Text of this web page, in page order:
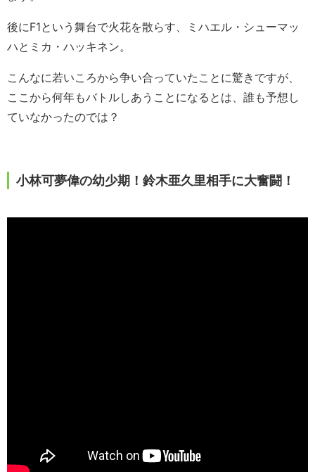
後にF1という舞台で火花を散らす、ミハエル・シューマッ
ハとミカ・ハッキネン。
こんなに若いころから争い合っていたことに驚きですが、
ここから何年もバトルしあうことになるとは、誰も予想し
ていなかったのでは？
小林可夢偉の幼少期！鈴木亜久里相手に大奮闘！